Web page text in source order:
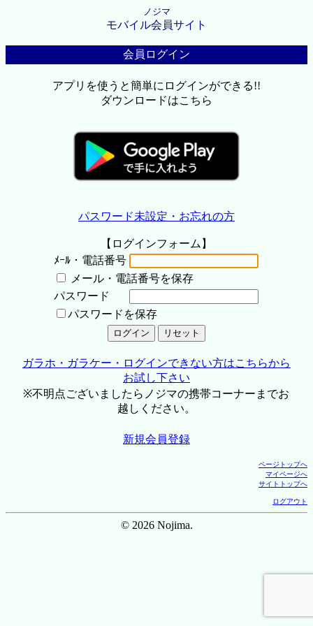
ノジマ
モバイル会員サイト
会員ログイン
アプリを使うと簡単にログインができる!!
ダウンロードはこちら
パスワード未設定・お忘れの方
【ログインフォーム】
ﾒｰﾙ・電話番号
メール・電話番号を保存
パスワード
パスワードを保存
ガラホ・ガラケー・ログインできない方はこちらから
お試し下さい
※不明点ございましたらノジマの携帯コーナーまでお
越しください。
新規会員登録
ページトップへ
マイページへ
サイトトップへ
ログアウト
© 2026 Nojima.